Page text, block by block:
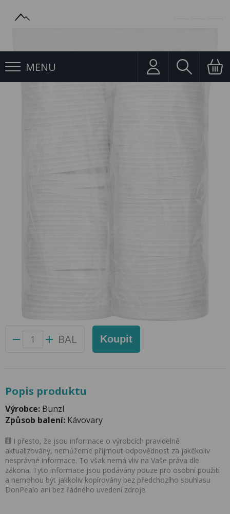
MENU
BAL Koupit
Popis produktu
Výrobce: Bunzl
Způsob balení: Kávovary
I přesto, že jsou informace o výrobcích pravidelně
aktualizovány, nemůžeme přijmout odpovědnost za jakékoliv
nesprávné informace. To však nemá vliv na Vaše práva dle
zákona. Tyto informace jsou podávány pouze pro osobní použití
a nemohou být jakkoliv kopírovány bez předchozího souhlasu
DonPealo ani bez řádného uvedení zdroje.